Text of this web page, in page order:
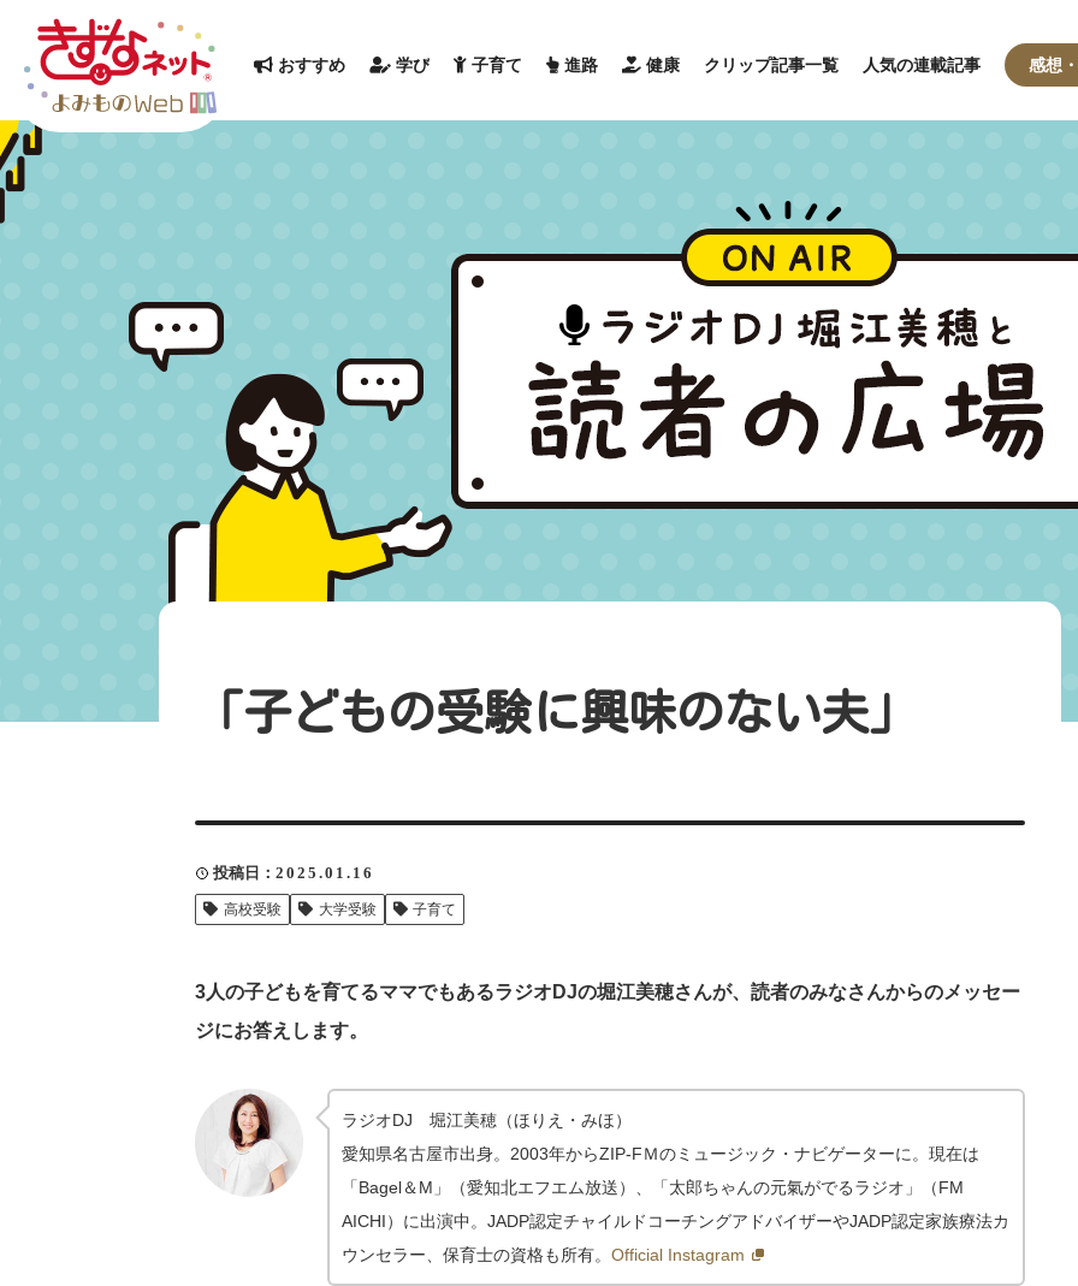
おすすめ 学び 子育て 進路 健康 クリップ記事一覧 人気の連載記事 感想
「子どもの受験に興味のない夫」
投稿日 2025.01.16
高校受験 大学受験 子育て
3人の子どもを育てるママでもあるラジオDJの堀江美穂さんが、読者のみなさんからのメッセー
ジにお答えします。
ラジオDJ 堀江美穂（ほりえ・みほ）
愛知県名古屋市出身。2003年からZIP-FＭのミュージック・ナビゲーターに。現在は
「Bagel＆M」（愛知北エフエム放送）、「太郎ちゃんの元氣がでるラジオ」（FM
AICHI）に出演中。JADP認定チャイルドコーチングアドバイザーやJADP認定家族療法カ
ウンセラー、保育士の資格も所有。 Official Instagram